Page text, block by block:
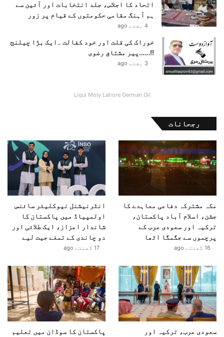
ی
ا
ف
ت
اتحاد کا اجلاس، جلد انتخابات اور آئین سے
ہم آہنگ مقامی حکومتوں کے قیام پر زور
4 ہفتے ago
خوراک کی قلت اور خود کفالت ۔ایک بڑا چیلنج
!!……پیر مشتاق رضوی
3 ہفتے ago
Liqui Moly Lahore German Oil
رجحانات
مکہ مشترکہ دفاعی معاہدے کا
جشن، اسلام آباد پاکستان،
ترکیہ اور سعودی عرب کے
پرچموں سے جگمگا اٹھا
16 گھنٹے ago
انٹرنیشنل نیوکلیئر سائنس
اولمپیاڈ میں پاکستان کا
شاندار اعزاز، ایک طلائی اور
دو چاندی کے تمغے جیت لیے
17 گھنٹے ago
سعودی عرب، ترکیہ اور
پاکستان کا سوڈان میں تعلیم